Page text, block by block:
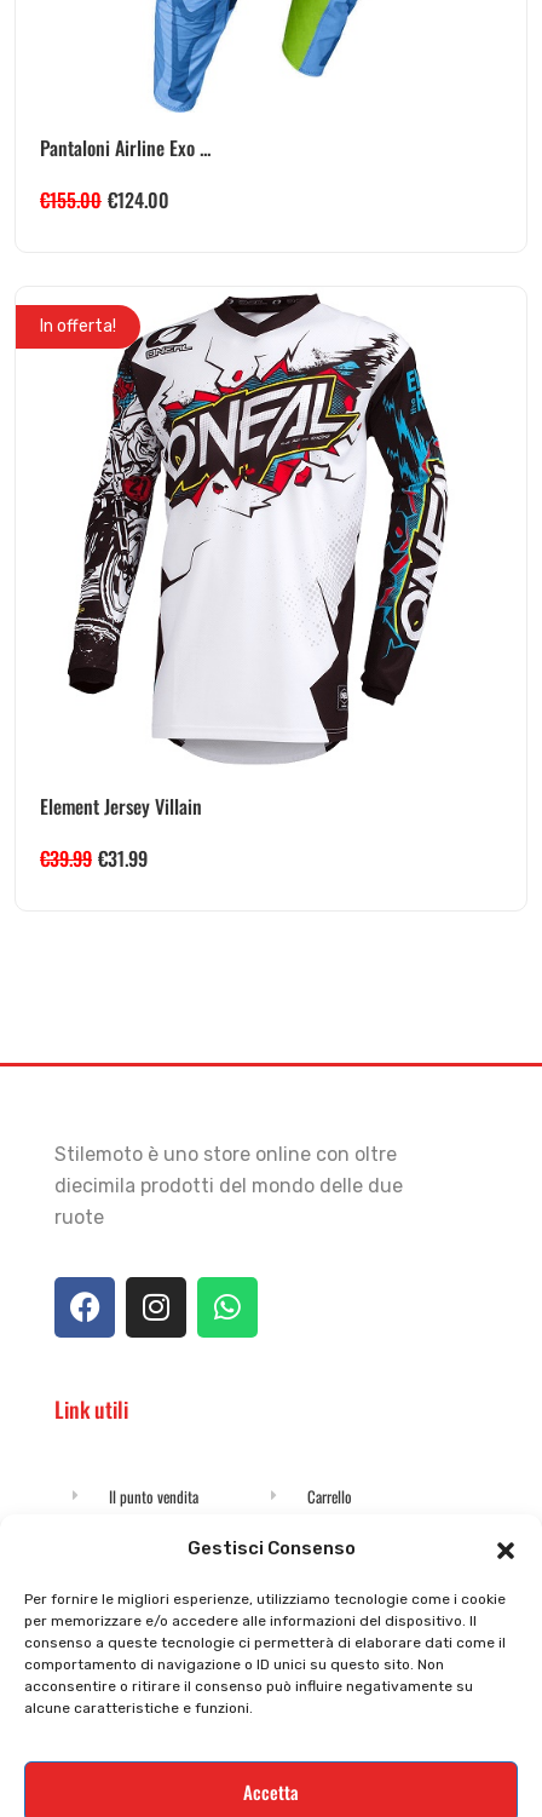
Gestisci Consenso
Per fornire le migliori esperienze, utilizziamo tecnologie come i cookie
per memorizzare e/o accedere alle informazioni del dispositivo. Il
consenso a queste tecnologie ci permetterà di elaborare dati come il
comportamento di navigazione o ID unici su questo sito. Non
acconsentire o ritirare il consenso può influire negativamente su
alcune caratteristiche e funzioni.
Accetta
Pantaloni Airline Exo ...
€155.00 €124.00
In offerta!
Element Jersey Villain
€39.99 €31.99
Stilemoto è uno store online con oltre
diecimila prodotti del mondo delle due
ruote
Link utili
Il punto vendita
Il mio account
Privacy policy
Cookie policy
Supporto e contatti
Carrello
checkout
Tutti prodotti
Termini e condizioni
Resi e rimborsi